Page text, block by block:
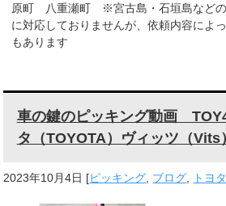
原町 八重瀬町 ※宮古島・石垣島などの
に対応しておりませんが、依頼内容によ
もあります
車の鍵のピッキング動画
タ（TOYOTA）ヴィッツ（Vits）
2023年10月4日 [ピッキング ブログ トヨ